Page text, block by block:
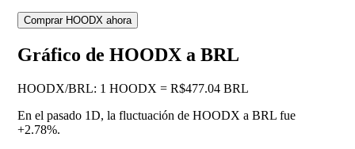
Comprar HOODX ahora
Gráfico de HOODX a BRL
HOODX/BRL: 1 HOODX = R$477.04 BRL
En el pasado 1D, la fluctuación de HOODX a BRL fue
+2.78%.